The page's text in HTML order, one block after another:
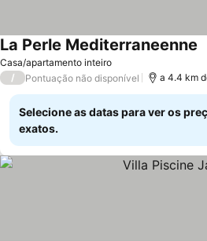
Casa/apartamento inteiro
La Perle Mediterraneenne
/ Pontuação não disponível a 4.4 km
Selecione as datas para ver os
exatos.